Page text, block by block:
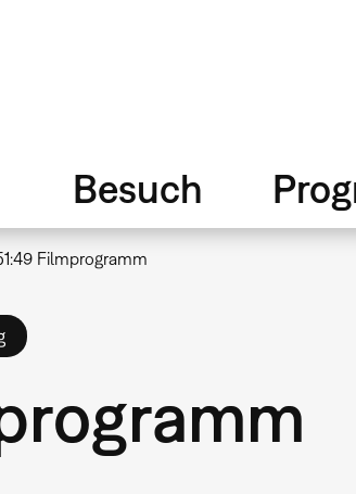
Besuch
Filmprogramm